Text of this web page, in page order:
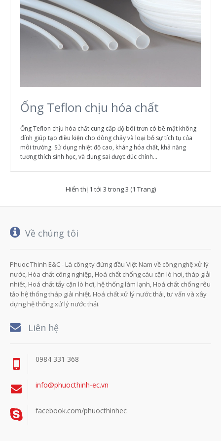
Ống Teflon chịu hóa chất
Ống Teflon chịu hóa chất cung cấp độ bôi trơn có bề mặt không
dính giúp tạo điều kiện cho dòng chảy và loại bỏ sự tích tụ của
môi trường. Sử dụng nhiệt độ cao, kháng hóa chất, khả năng
tương thích sinh học, và dung sai được đúc chính...
Hiển thị 1 tới 3 trong 3 (1 Trang)
Về chúng tôi
Phuoc Thinh E&C - Là công ty đứng đầu Việt Nam về công nghệ xử lý
nước, Hóa chất công nghiệp, Hoá chất chống cáu cặn lò hơi, tháp giải
nhiêt, Hoá chất tẩy cặn lò hơi, hệ thống làm lạnh, Hoá chất chống rêu
tảo hệ thống tháp giải nhiệt. Hoá chất xử lý nước thải, tư vấn và xây
dựng hệ thống xử lý nước thải.
Liên hệ
0984 331 368
info@phuocthinh-ec.vn
facebook.com/phuocthinhec